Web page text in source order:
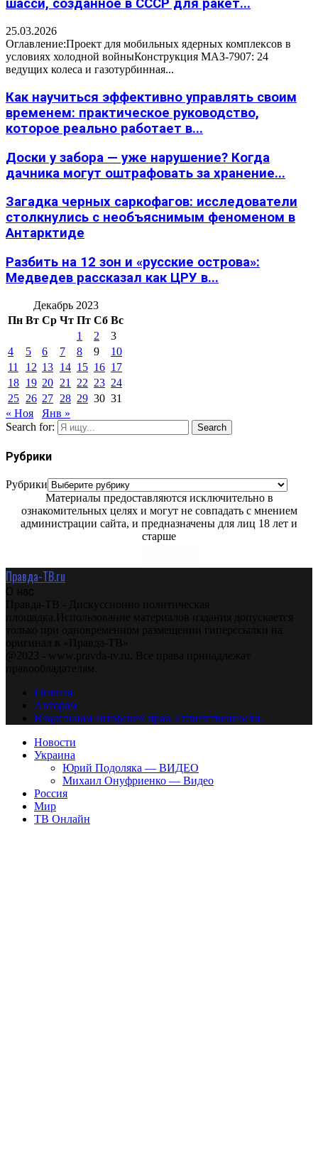
шасси, созданное в СССР для ракет...
25.03.2026
Оглавление:Проект для мобильных ядерных комплексов в
условиях холодной войныКонструкция МАЗ-7907: 24
ведущих колеса и газотурбинная...
Как научиться эффективно управлять своим
временем: практическое руководство,
которое реально работает в...
Доски у забора — уже нарушение? Когда
дачника могут оштрафовать за хранение...
Загадка черных саркофагов: исследователи
столкнулись с необъяснимым феноменом в
Антарктиде
Разбить на 12 зон и «русские острова»:
Медведев рассказал как ЦРУ в...
Декабрь 2023
Пн Вт Ср Чт Пт Сб Вс
1
2
3
4
5 6 7 8 9
10
11
12 13 14 15 16 17
18 19 20 21 22 23 24
25 26 27 28 29 30 31
« Ноя
Янв »
Search for:
Search
Рубрики
Рубрики
Материалы предоставляются исключительно в
ознакомительных целях и могут не совпадать с мнением
администрации сайта, и предназначены для лиц 18 лет и
старше
Правда-ТВ.ru
О нас
Правда-ТВ - Дискуссионно политическая
площадка.Использование материалов издания допускается
только при одновременном размещении гиперссылки на
оригинал в «Правда-ТВ»
@2023 - www.pravda-tv.ru. Все права принадлежат
правообладателям.
Главная
Авторам
Владельцам авторских прав. Ответственности.
Новости
Украина
Юрий Подоляка — ВИДЕО
Михаил Онуфриенко — Видео
Россия
Мир
ТВ Онлайн